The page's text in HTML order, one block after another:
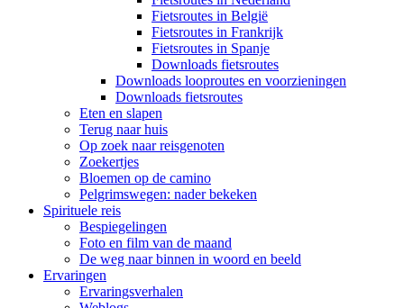
Fietsroutes in België
Fietsroutes in Frankrijk
Fietsroutes in Spanje
Downloads fietsroutes
Downloads looproutes en voorzieningen
Downloads fietsroutes
Eten en slapen
Terug naar huis
Op zoek naar reisgenoten
Zoekertjes
Bloemen op de camino
Pelgrimswegen: nader bekeken
Spirituele reis
Bespiegelingen
Foto en film van de maand
De weg naar binnen in woord en beeld
Ervaringen
Ervaringsverhalen